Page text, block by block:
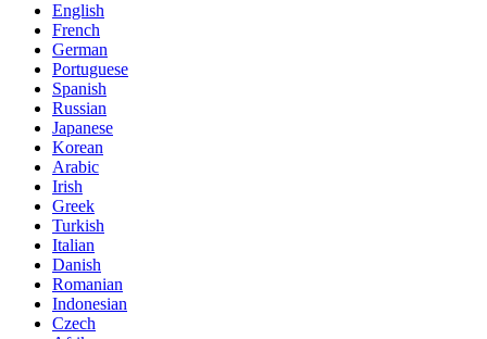
English
French
German
Portuguese
Spanish
Russian
Japanese
Korean
Arabic
Irish
Greek
Turkish
Italian
Danish
Romanian
Indonesian
Czech